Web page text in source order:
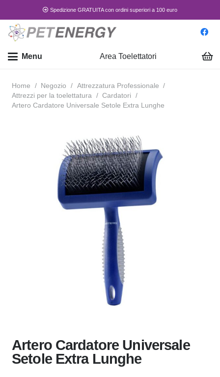
Spedizione GRATUITA con ordini superiori a 100 euro
Menu Area Toelettatori
Home / Negozio / Attrezzatura Professionale /
Attrezzi per la toelettatura
/ Cardatori
/
Artero Cardatore Universale Setole Extra Lunghe
Artero Cardatore Universale
Setole Extra Lunghe